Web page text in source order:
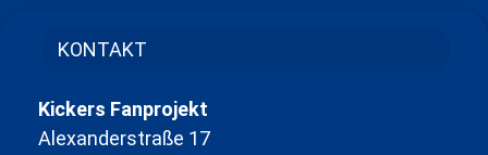
KONTAKT
Kickers Fanprojekt
Alexanderstraße 17